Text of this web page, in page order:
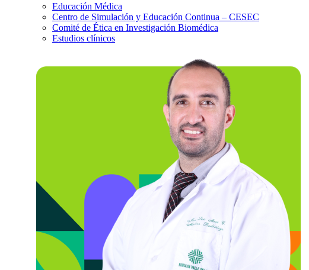
Educación Médica
Centro de Simulación y Educación Continua – CESEC
Comité de Ética en Investigación Biomédica
Estudios clínicos